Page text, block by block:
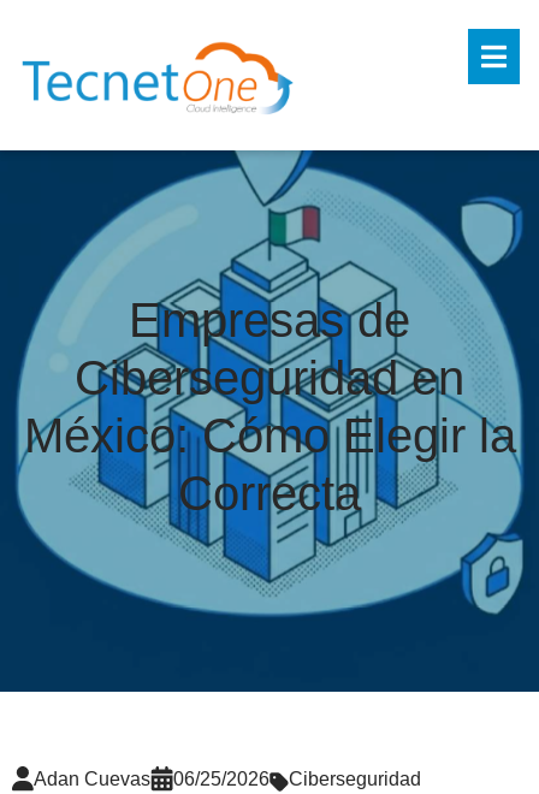
Empresas de
Ciberseguridad en
México: Cómo Elegir la
Correcta
Adan Cuevas 06/25/2026 Ciberseguridad